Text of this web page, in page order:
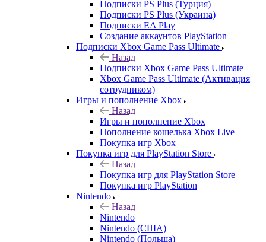
Подписки PS Plus (Турция)
Подписки PS Plus (Украина)
Подписки EA Play
Создание аккаунтов PlayStation
Подписки Xbox Game Pass Ultimate
Назад
Подписки Xbox Game Pass Ultimate
Xbox Game Pass Ultimate (Активация
сотрудником)
Игры и пополнение Xbox
Назад
Игры и пополнение Xbox
Пополнение кошелька Xbox Live
Покупка игр Xbox
Покупка игр для PlayStation Store
Назад
Покупка игр для PlayStation Store
Покупка игр PlayStation
Nintendo
Назад
Nintendo
Nintendo (США)
Nintendo (Польша)